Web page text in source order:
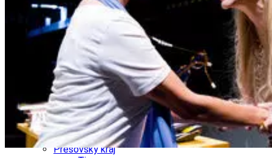
Divadlo
Folklór
Fašiangy
Ubytovanie
Pobyty
Gastro
Kaviarne
Víno
Kultúra a tradície
Šport a agroturistika
Školstvo
Ekonomika obchod a doprava
Prešovský kraj